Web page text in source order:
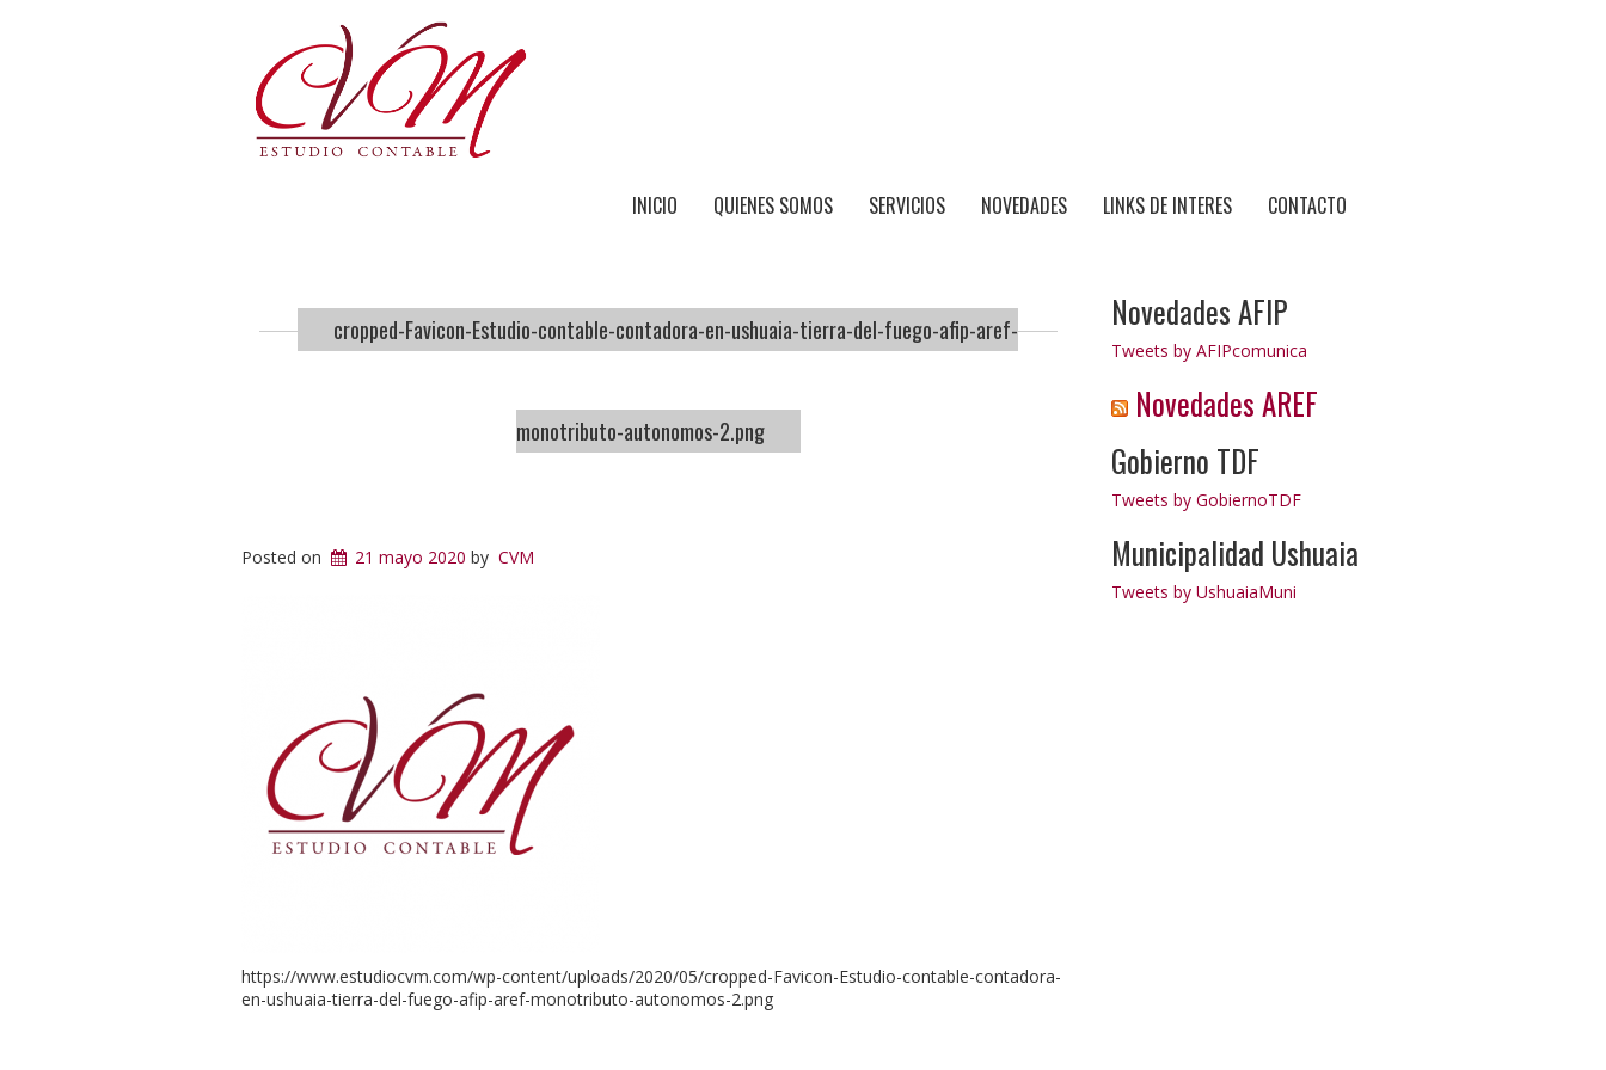
INICIO QUIENES SOMOS SERVICIOS NOVEDADES LINKS DE INTERES CONTACTO
cropped-Favicon-Estudio-contable-contadora-en-ushuaia-tierra-del-fuego-afip-aref-
monotributo-autonomos-2.png
Posted on 21 mayo 2020 by CVM
https://www.estudiocvm.com/wp-content/uploads/2020/05/cropped-Favicon-Estudio-contable-contadora-
en-ushuaia-tierra-del-fuego-afip-aref-monotributo-autonomos-2.png
Novedades AFIP
Tweets by AFIPcomunica
Novedades AREF
Gobierno TDF
Tweets by GobiernoTDF
Municipalidad Ushuaia
Tweets by UshuaiaMuni